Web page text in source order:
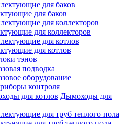
для баков
для коллекторов
для котлов
тэнов
подводка
оборудование
контроля
Дымоходы для